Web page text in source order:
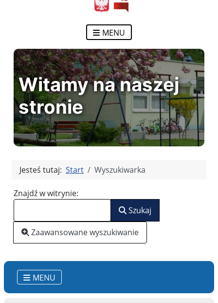
MENU
MENU
Witamy na naszej
stronie
Jesteś tutaj: Start Wyszukiwarka
Formularz wyszukiwania
Znajdź w witrynie:
Szukaj
Zaawansowane wyszukiwanie